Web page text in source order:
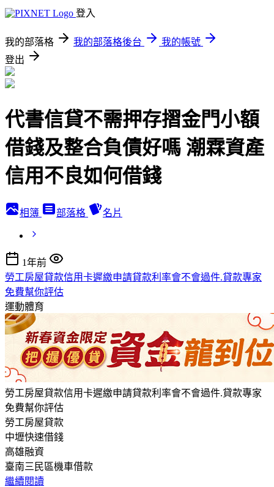
登入
我的部落格 我的部落格後台
我的帳號
登出
代書信貸不需押存摺金門小額
借錢及整合負債好嗎 潮霖資產
信用不良如何借錢
相簿 部落格 名片
1年前
勞工房屋貸款信用卡遲繳申請貸款利率會不會過件.貸款專家
免費幫你評估
運動體育
勞工房屋貸款信用卡遲繳申請貸款利率會不會過件.貸款專家
免費幫你評估
勞工房屋貸款
中壢快速借錢
高雄融資
臺南三民區機車借款
繼續閱讀